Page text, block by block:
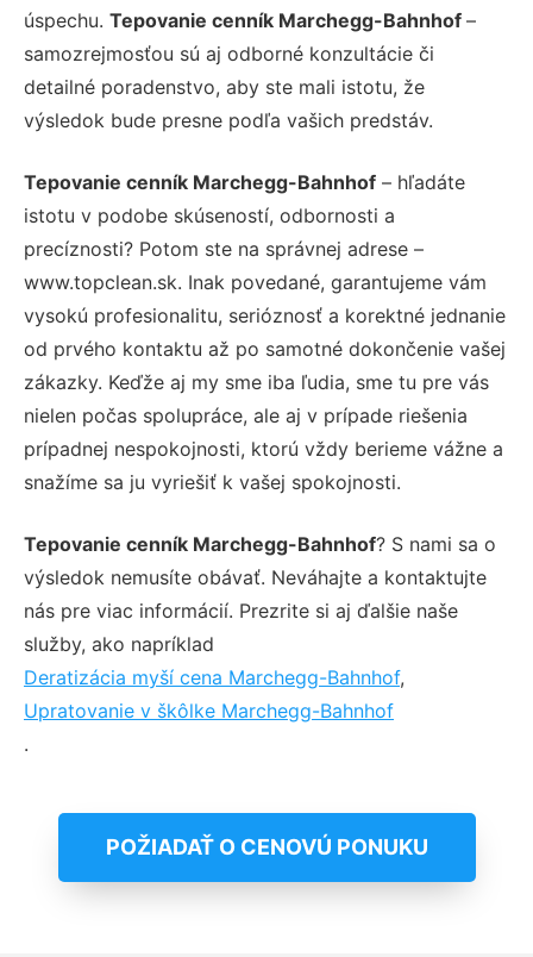
úspechu. Tepovanie cenník Marchegg-Bahnhof –
samozrejmosťou sú aj odborné konzultácie či
detailné poradenstvo, aby ste mali istotu, že
výsledok bude presne podľa vašich predstáv.
Tepovanie cenník Marchegg-Bahnhof – hľadáte
istotu v podobe skúseností, odbornosti a
precíznosti? Potom ste na správnej adrese –
www.topclean.sk. Inak povedané, garantujeme vám
vysokú profesionalitu, serióznosť a korektné jednanie
od prvého kontaktu až po samotné dokončenie vašej
zákazky. Keďže aj my sme iba ľudia, sme tu pre vás
nielen počas spolupráce, ale aj v prípade riešenia
prípadnej nespokojnosti, ktorú vždy berieme vážne a
snažíme sa ju vyriešiť k vašej spokojnosti.
Tepovanie cenník Marchegg-Bahnhof? S nami sa o
výsledok nemusíte obávať. Neváhajte a kontaktujte
nás pre viac informácií. Prezrite si aj ďalšie naše
služby, ako napríklad
Deratizácia myší cena Marchegg-Bahnhof,
Upratovanie v škôlke Marchegg-Bahnhof
.
POŽIADAŤ O CENOVÚ PONUKU